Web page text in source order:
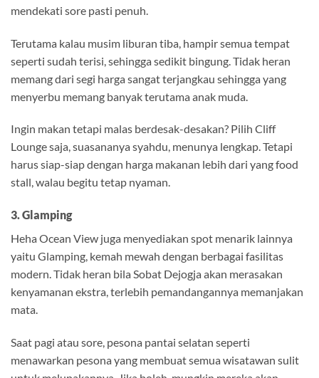
mendekati sore pasti penuh.
Terutama kalau musim liburan tiba, hampir semua tempat
seperti sudah terisi, sehingga sedikit bingung. Tidak heran
memang dari segi harga sangat terjangkau sehingga yang
menyerbu memang banyak terutama anak muda.
Ingin makan tetapi malas berdesak-desakan? Pilih Cliff
Lounge saja, suasananya syahdu, menunya lengkap. Tetapi
harus siap-siap dengan harga makanan lebih dari yang food
stall, walau begitu tetap nyaman.
3. Glamping
Heha Ocean View juga menyediakan spot menarik lainnya
yaitu Glamping, kemah mewah dengan berbagai fasilitas
modern. Tidak heran bila Sobat Dejogja akan merasakan
kenyamanan ekstra, terlebih pemandangannya memanjakan
mata.
Saat pagi atau sore, pesona pantai selatan seperti
menawarkan pesona yang membuat semua wisatawan sulit